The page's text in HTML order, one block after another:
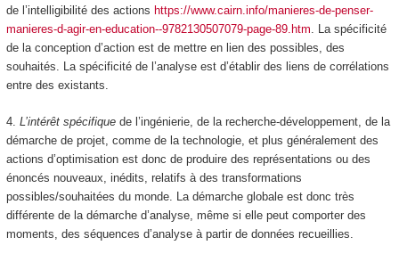
de l’intelligibilité des actions https://www.cairn.info/manieres-de-penser-
manieres-d-agir-en-education--9782130507079-page-89.htm. La spécificité
de la conception d’action est de mettre en lien des possibles, des
souhaités. La spécificité de l’analyse est d’établir des liens de corrélations
entre des existants.
4. L’intérêt spécifiquede l’ingénierie, de la recherche-développement, de la
démarche de projet, comme de la technologie, et plus généralement des
actions d’optimisation est donc de produire des représentations ou des
énoncés nouveaux, inédits, relatifs à des transformations
possibles/souhaitées du monde. La démarche globale est donc très
différente de la démarche d’analyse, même si elle peut comporter des
moments, des séquences d’analyse à partir de données recueillies.